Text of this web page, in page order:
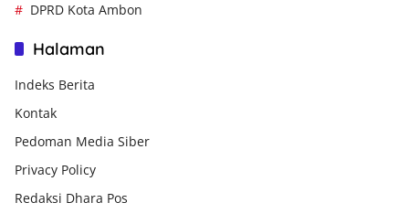
DPRD Kota Ambon
Halaman
Indeks Berita
Kontak
Pedoman Media Siber
Privacy Policy
Redaksi Dhara Pos